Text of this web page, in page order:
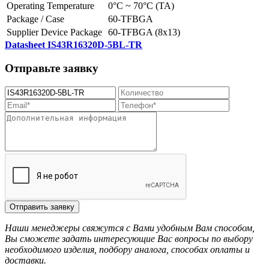
Operating Temperature
0°C ~ 70°C (TA)
Package / Case
60-TFBGA
Supplier Device Package 60-TFBGA (8x13)
Datasheet IS43R16320D-5BL-TR
Отправьте заявку
Отправить заявку
Наши менеджеры свяжутся с Вами удобным Вам способом,
Вы сможете задать интересующие Вас вопросы по выбору
необходимого изделия, подбору аналога, способах оплаты и
доставки.